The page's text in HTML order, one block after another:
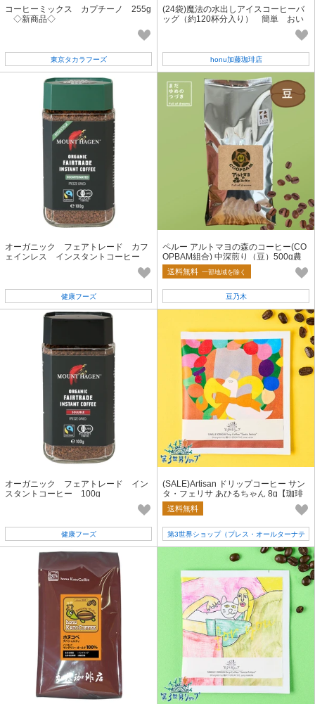
コーヒーミックス カプチーノ 255g
◇新商品◇
東京タカラフーズ
(24袋)魔法の水出しアイスコーヒーバ
ッグ（約120杯分入り） 簡単 おい
honu加藤珈琲店
オーガニック フェアトレード カフ
ェインレス インスタントコーヒー
健康フーズ
ペルー アルトマヨの森のコーヒー(CO
OPBAM組合) 中深煎り（豆）500g農
薬不使用【フェアトレード】
送料無料 一部地域を除く
豆乃木
オーガニック フェアトレード イン
スタントコーヒー 100g
健康フーズ
(SALE)Artisan ドリップコーヒー サン
タ・フェリサ あひるちゃん 8g【珈琲
／ギフト／フェアトレード】
送料無料
第3世界ショップ（プレス・オールターナテ
ィブ）